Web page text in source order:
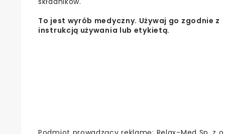
To jest wyrób medyczny. Używaj go zgodnie z
instrukcją używania lub etykietą.